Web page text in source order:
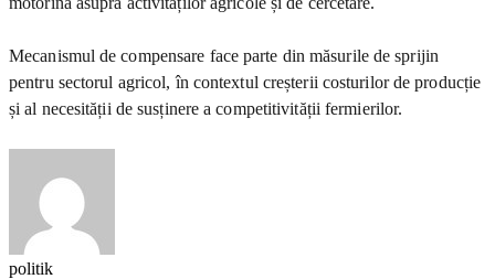
Mecanismul de compensare face parte din măsurile de sprijin
pentru sectorul agricol, în contextul creșterii costurilor de producție
și al necesității de susținere a competitivității fermierilor.
politik